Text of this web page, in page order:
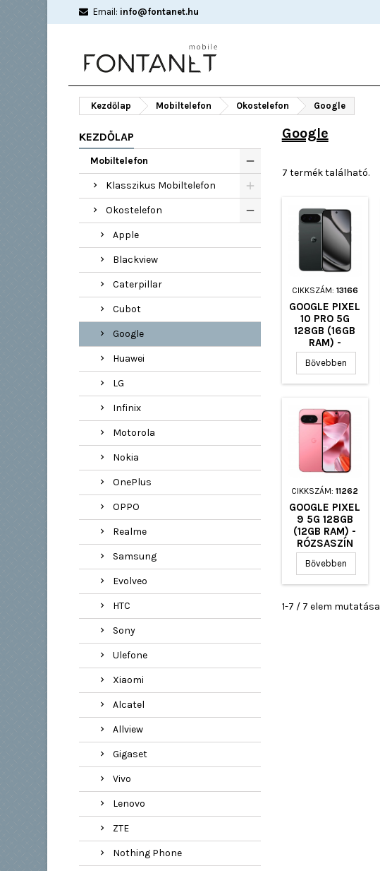
Email: info@fontanet.hu
Kezdőlap Mobiltelefon Okostelefon Google
KEZDŐLAP
Mobiltelefon
Klasszikus Mobiltelefon
Okostelefon
Apple
Blackview
Caterpillar
Cubot
Google
Huawei
LG
Infinix
Motorola
Nokia
OnePlus
OPPO
Realme
Samsung
Evolveo
HTC
Sony
Ulefone
Xiaomi
Alcatel
Allview
Gigaset
Vivo
Lenovo
ZTE
Nothing Phone
Google
7 termék található.
CIKKSZÁM: 13166
GOOGLE PIXEL
10 PRO 5G
128GB (16GB
RAM) -
FEKETE
Bővebben
CIKKSZÁM:11262
GOOGLE PIXEL
9 5G 128GB
(12GB RAM) -
RÓZSASZÍN
Bővebben
1-7 / 7 elem mutatása